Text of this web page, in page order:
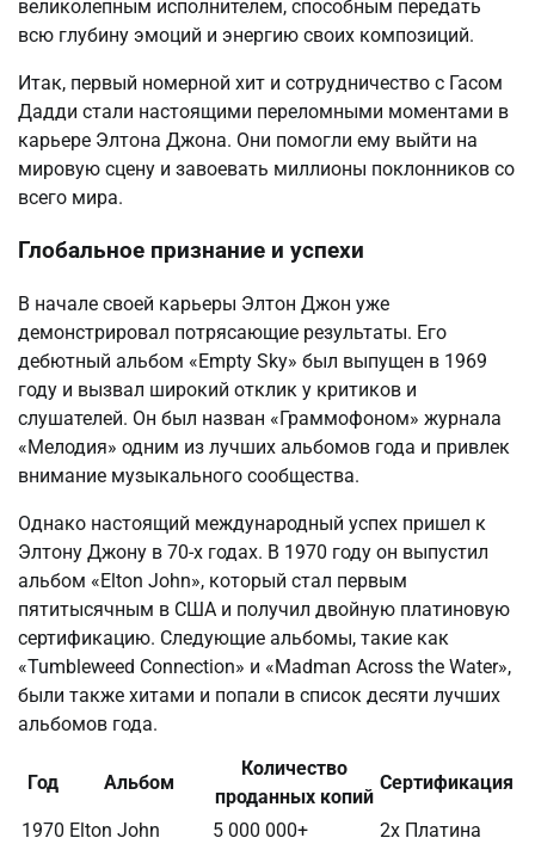
великолепным исполнителем, способным передать
всю глубину эмоций и энергию своих композиций.
Итак, первый номерной хит и сотрудничество с Гасом
Дадди стали настоящими переломными моментами в
карьере Элтона Джона. Они помогли ему выйти на
мировую сцену и завоевать миллионы поклонников со
всего мира.
Глобальное признание и успехи
В начале своей карьеры Элтон Джон уже
демонстрировал потрясающие результаты. Его
дебютный альбом «Empty Sky» был выпущен в 1969
году и вызвал широкий отклик у критиков и
слушателей. Он был назван «Граммофоном» журнала
«Мелодия» одним из лучших альбомов года и привлек
внимание музыкального сообщества.
Однако настоящий международный успех пришел к
Элтону Джону в 70-х годах. В 1970 году он выпустил
альбом «Elton John», который стал первым
пятитысячным в США и получил двойную платиновую
сертификацию. Следующие альбомы, такие как
«Tumbleweed Connection» и «Madman Across the Water»,
были также хитами и попали в список десяти лучших
альбомов года.
Год Альбом
Количество
проданных копий
Сертификация
1970 Elton John 5 000 000+ 2x Платина